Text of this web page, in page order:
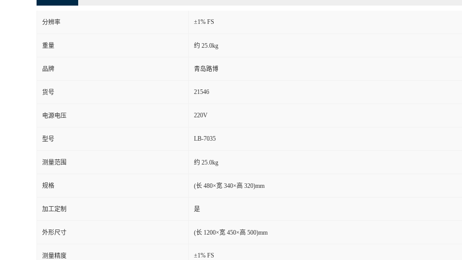
分辨率 ±1% FS
重量 约 25.0kg
品牌 青岛路博
货号 21546
电源电压 220V
型号 LB-7035
测量范围 约 25.0kg
规格 (长 480×宽 340×高 320)mm
加工定制 是
外形尺寸 (长 1200×宽 450×高 500)mm
测量精度 ±1% FS